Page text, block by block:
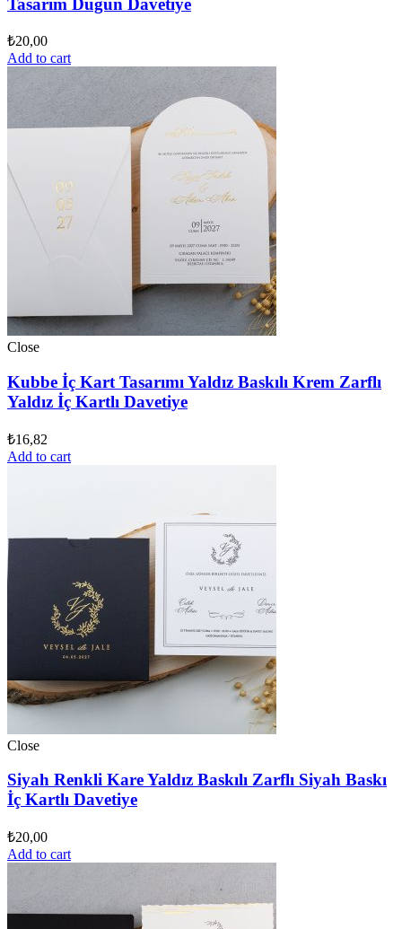
₺20,00
Add to cart
Close
Kubbe İç Kart Tasarımı Yaldız Baskılı Krem Zarflı
Yaldız İç Kartlı Davetiye
₺16,82
Add to cart
Close
Siyah Renkli Kare Yaldız Baskılı Zarflı Siyah Baskı
İç Kartlı Davetiye
₺20,00
Add to cart